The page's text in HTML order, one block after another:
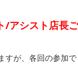
/アシスト店長
すが、各回の参加